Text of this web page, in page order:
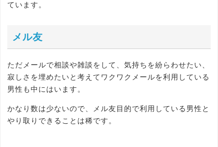
ています。
メル友
ただメールで相談や雑談をして、気持ちを紛らわせたい、
寂しさを埋めたいと考えてワクワクメールを利用している
男性も中にはいます。
かなり数は少ないので、メル友目的で利用している男性と
やり取りできることは稀です。